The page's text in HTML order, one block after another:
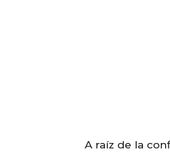
A raíz de la